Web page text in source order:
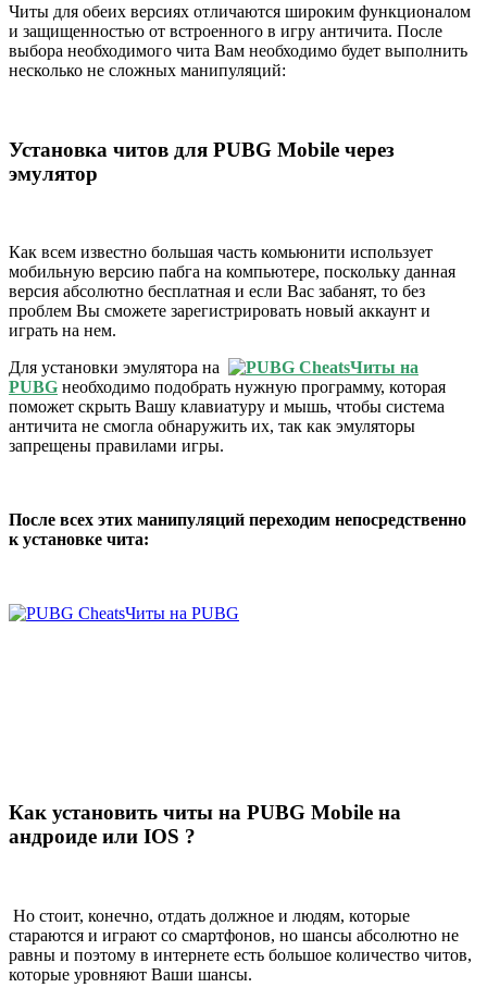
Читы для обеих версиях отличаются широким функционалом
и защищенностью от встроенного в игру античита. После
выбора необходимого чита Вам необходимо будет выполнить
несколько не сложных манипуляций:
Установка читов для PUBG Mobile через
эмулятор
Как всем известно большая часть комьюнити использует
мобильную версию пабга на компьютере, поскольку данная
версия абсолютно бесплатная и если Вас забанят, то без
проблем Вы сможете зарегистрировать новый аккаунт и
играть на нем.
Для установки эмулятора на
Читы на
PUBG необходимо подобрать нужную программу, которая
поможет скрыть Вашу клавиатуру и мышь, чтобы система
античита не смогла обнаружить их, так как эмуляторы
запрещены правилами игры.
После всех этих манипуляций переходим непосредственно
к установке чита:
Как установить читы на PUBG Mobile на
андроиде или IOS ?
Но стоит, конечно, отдать должное и людям, которые
стараются и играют со смартфонов, но шансы абсолютно не
равны и поэтому в интернете есть большое количество читов,
которые уровняют Ваши шансы.